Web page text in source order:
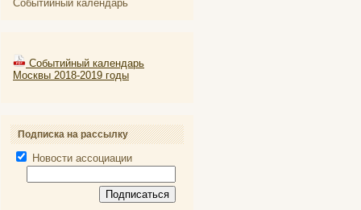
Событийный календарь
Событийный календарь
Москвы 2018-2019 годы
Подписка на рассылку
Новости ассоциации